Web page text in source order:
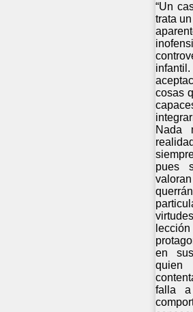
“Un
trata
cosas
Nada
pues
en
falla